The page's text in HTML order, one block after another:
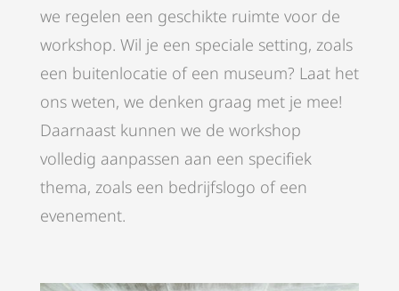
we regelen een geschikte ruimte voor de
workshop. Wil je een speciale setting, zoals
een buitenlocatie of een museum? Laat het
ons weten, we denken graag met je mee!
Daarnaast kunnen we de workshop
volledig aanpassen aan een specifiek
thema, zoals een bedrijfslogo of een
evenement.